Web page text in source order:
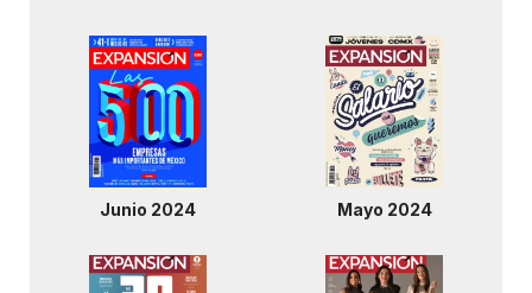
Junio 2024 Mayo 2024